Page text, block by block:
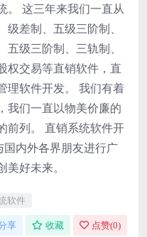
。 这三年来我们一直从
差制、五级三阶制、
级三阶制、三轨制、
权交易等直销软件，直
理软件开发。 我们有着
我们一直以物美价廉的
前列。 直销系统软件开
内外各界朋友进行广
好未来。
软件
享 收藏 点赞(0)